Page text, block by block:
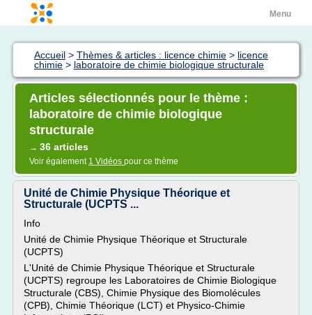
Menu
Accueil > Thèmes & articles : licence chimie > licence
chimie > laboratoire de chimie biologique structurale
Articles sélectionnés pour le thème :
laboratoire de chimie biologique
structurale
→ 36 articles
Voir également 1 Vidéos pour ce thème
Unité de Chimie Physique Théorique et
Structurale (UCPTS ...
Info
Unité de Chimie Physique Théorique et Structurale
(UCPTS)
L'Unité de Chimie Physique Théorique et Structurale
(UCPTS) regroupe les Laboratoires de Chimie Biologique
Structurale (CBS), Chimie Physique des Biomolécules
(CPB), Chimie Théorique (LCT) et Physico-Chimie